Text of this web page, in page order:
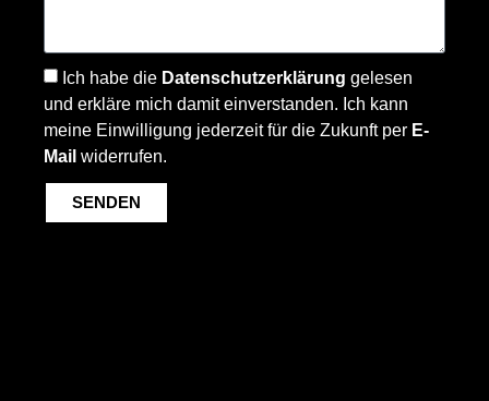
Ich habe die Datenschutzerklärung gelesen
und erkläre mich damit einverstanden. Ich kann
meine Einwilligung jederzeit für die Zukunft per E-
Mail widerrufen.
SENDEN